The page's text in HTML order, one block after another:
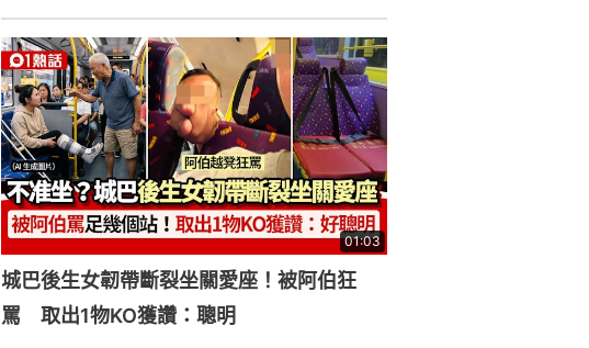
01:03
城巴後生女韌帶斷裂坐關愛座！被阿伯狂
罵 取出1物KO獲讚：聰明